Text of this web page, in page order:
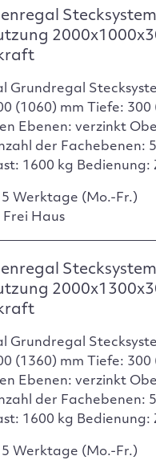
Grundregal
(1060) mm Tiefe: 300
Ebenen: verzinkt
der Fachebenen:
1600 kg Bedienung:
Werktage (Mo.-Fr.)
Haus
Grundregal
(1360) mm Tiefe: 300
Ebenen: verzinkt
der Fachebenen:
1600 kg Bedienung:
Werktage (Mo.-Fr.)